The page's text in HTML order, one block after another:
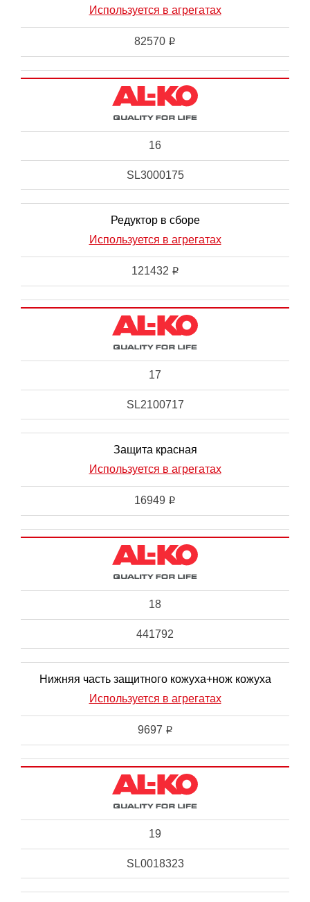
Используется в агрегатах
82570 i
16
SL3000175
Редуктор в сборе
Используется в агрегатах
121432 i
17
SL2100717
Защита красная
Используется в агрегатах
16949 i
18
441792
Нижняя часть защитного кожуха+нож кожуха
Используется в агрегатах
9697 i
19
SL0018323